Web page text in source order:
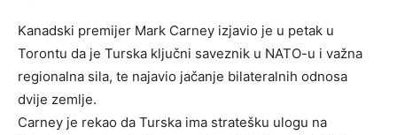
Kanadski premijer Mark Carney izjavio je u petak u
Torontu da je Turska ključni saveznik u NATO-u i važna
regionalna sila, te najavio jačanje bilateralnih odnosa
dvije zemlje.
Carney je rekao da Turska ima stratešku ulogu na